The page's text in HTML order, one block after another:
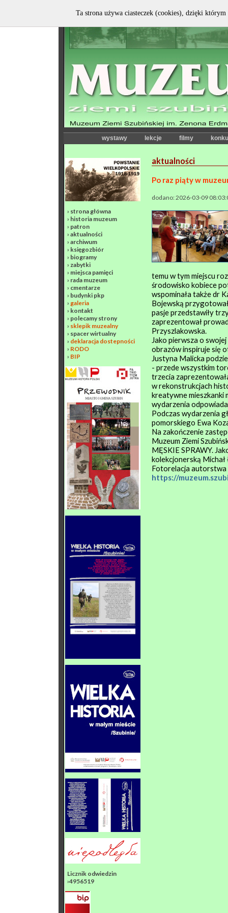
wystawy lekcje filmy
› strona główna
› historia muzeum
› patron
› aktualności
› archiwum
› księgozbiór
› biogramy
› zabytki
› miejsca pamięci
› rada muzeum
› cmentarze
› budynki pkp
› galeria
› kontakt
› polecamy strony
› sklepik muzealny
› spacer wirtualny
› deklaracja dostepności
› RODO
› BIP
Licznik odwiedzin
›4956519
aktualności
Po raz piąty w
dodano: 2026-03-09
temu w tym miejscu
środowisko kobiece
wspominała także dr
Bojewską
pasje przedstawiły
zaprezentował
Przyszlakowska.
Jako pierwsza o
obrazów inspiruje się
Justyna Malicka
- przede wszystkim
trzecia
w rekonstrukcjach
kreatywne mieszkanki
wydarzenia
Podczas wydarzenia
pomorskiego Ewa
Na zakończenie
Muzeum Ziemi
MĘSKIE SPRAWY.
kolekcjonerską
Fotorelacja autorstwa
https://
Ta strona używa ciasteczek (cookies), dzięki